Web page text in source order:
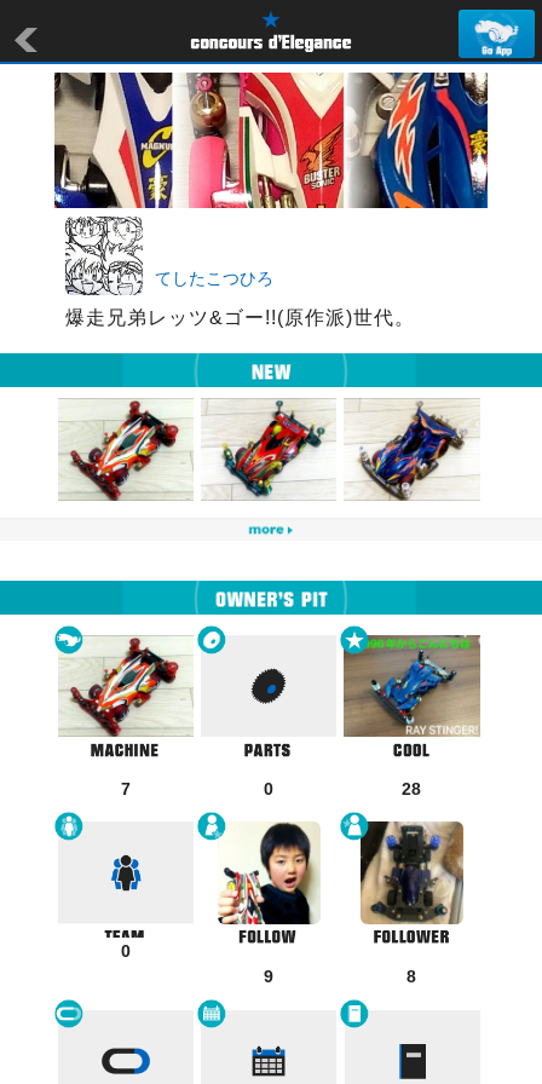
てしたこつひろ
爆走兄弟レッツ&ゴー!!(原作派)世代。
7 0 28
0
9
8